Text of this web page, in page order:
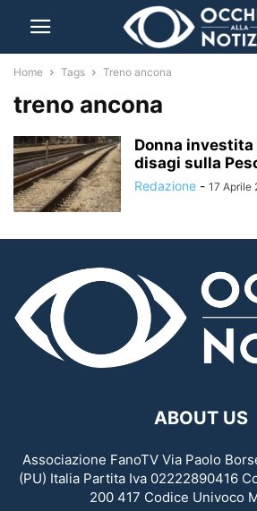
Home Tags Treno ancona
treno ancona
Donna investita
disagi sulla
Redazione - 17 Aprile
ABOUT US
Associazione FanoTV Via Paolo
(PU) Italia Partita Iva 02222890416
200 417 Codice Univoco